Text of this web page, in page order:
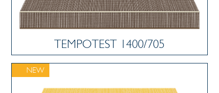
TEMPOTEST 1400/705
NEW